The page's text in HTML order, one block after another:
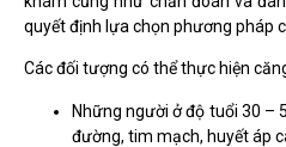
quyết định lựa chọn phương pháp
Các đối tượng có thể thực hiện
Những người ở độ tuổi 30 –
đường, tim mạch, huyết áp